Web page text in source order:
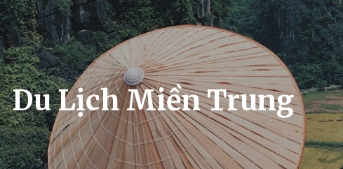
Du Lịch Miền Trung